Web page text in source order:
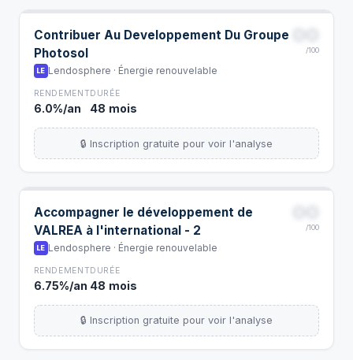
Contribuer Au Developpement Du Groupe
Photosol
LE Lendosphere · Énergie renouvelable
/100
RENDEMENT
6.0%/an
DURÉE
48 mois
🔒 Inscription gratuite pour voir l'analyse
Accompagner le développement de
VALREA à l'international - 2
LE Lendosphere · Énergie renouvelable
/100
RENDEMENT
6.75%/an
DURÉE
48 mois
🔒 Inscription gratuite pour voir l'analyse